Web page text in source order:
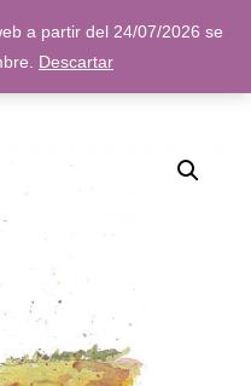
a partir del 24/07/2026 se
Descartar